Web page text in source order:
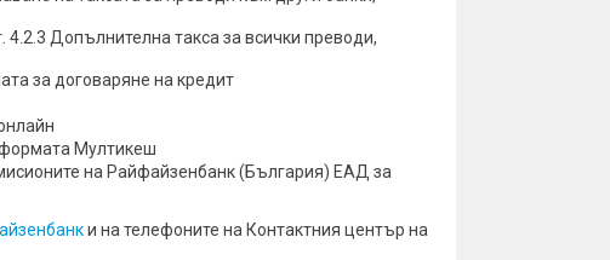
Допълнителна такса за всички преводи,
за договаряне на кредит
Мултикеш
на Райфайзенбанк (България) ЕАД за
и на телефоните на Контактния център на